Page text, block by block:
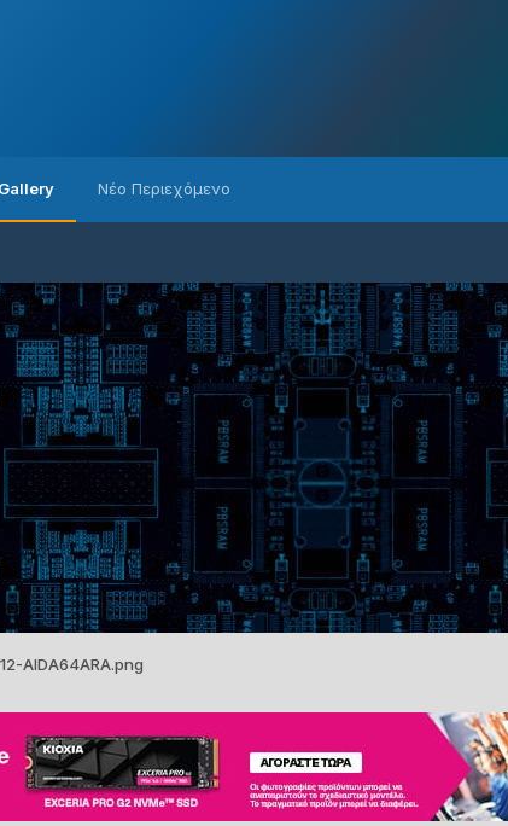
Gallery Νέο Περιεχόμενο
12-AIDA64ARA.png